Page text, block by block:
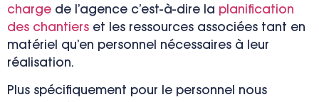
charge de l’agence c’est-à-dire la planification
des chantiers et les ressources associées tant en
matériel qu’en personnel nécessaires à leur
réalisation.
Plus spécifiquement pour le personnel nous